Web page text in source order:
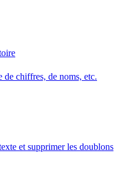
de chiffres, de noms, etc.
et supprimer les doublons